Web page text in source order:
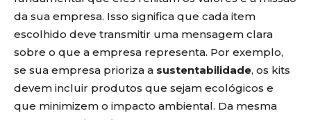
da sua empresa. Isso significa que cada item
escolhido deve transmitir uma mensagem clara
sobre o que a empresa representa. Por exemplo,
se sua empresa prioriza a sustentabilidade, os kits
devem incluir produtos que sejam ecológicos e
que minimizem o impacto ambiental. Da mesma